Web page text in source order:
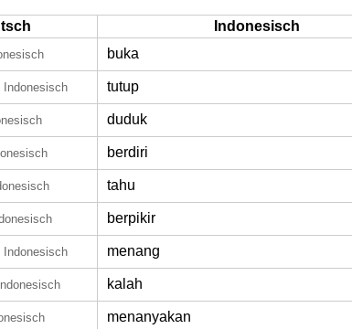
Indonesisch
buka
Indonesisch tutup
duduk
berdiri
tahu
berpikir
Indonesisch menang
kalah
menanyakan